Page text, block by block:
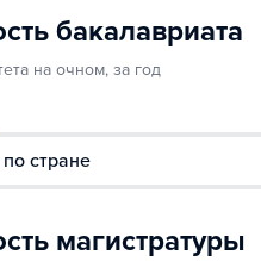
бакалавриата
на очном, за год
стране
магистратуры